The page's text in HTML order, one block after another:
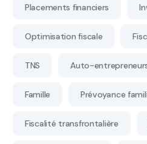
Placements financiers
Optimisation fiscale
TNS Auto-
Famille Prévoyance
Fiscalité transfrontalière